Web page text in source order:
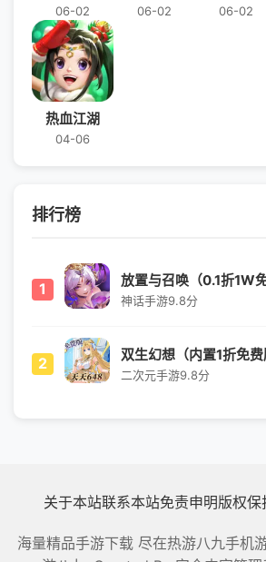
06-02 06-02 06-02
热血江湖
04-06
排行榜
1 放置与召唤（0.1折1W免
神话手游9.8分
2 双生幻想（内置1折免费
二次元手游9.8分
关于本站联系本站免责申明版权保
海量精品手游下载 尽在热游八九手机